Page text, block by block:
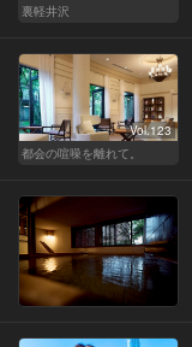
裏軽井沢
Vol.123
都会の喧噪を離れて。